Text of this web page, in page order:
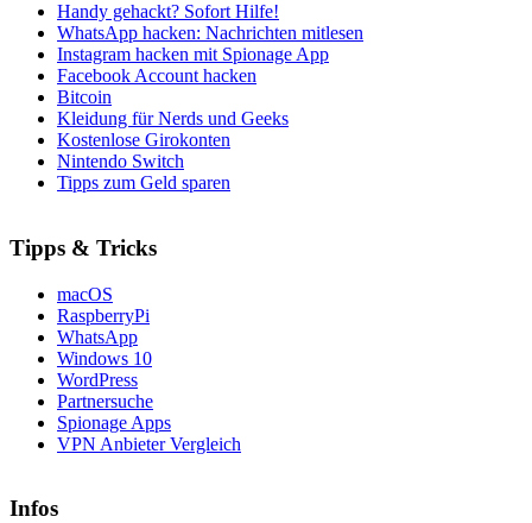
Handy gehackt? Sofort Hilfe!
WhatsApp hacken: Nachrichten mitlesen
Instagram hacken mit Spionage App
Facebook Account hacken
Bitcoin
Kleidung für Nerds und Geeks
Kostenlose Girokonten
Nintendo Switch
Tipps zum Geld sparen
Tipps & Tricks
macOS
RaspberryPi
WhatsApp
Windows 10
WordPress
Partnersuche
Spionage Apps
VPN Anbieter Vergleich
Infos